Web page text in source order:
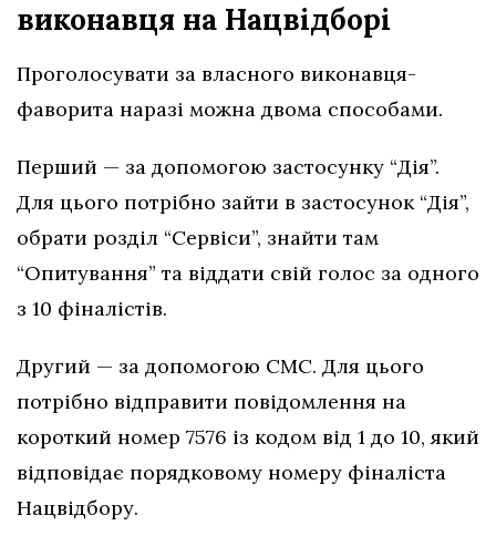
виконавця на Нацвідборі
Проголосувати за власного виконавця-
фаворита наразі можна двома способами.
Перший — за допомогою застосунку “Дія”.
Для цього потрібно зайти в застосунок “Дія”,
обрати розділ “Сервіси”, знайти там
“Опитування” та віддати свій голос за одного
з 10 фіналістів.
Другий — за допомогою СМС. Для цього
потрібно відправити повідомлення на
короткий номер 7576 із кодом від 1 до 10, який
відповідає порядковому номеру фіналіста
Нацвідбору.